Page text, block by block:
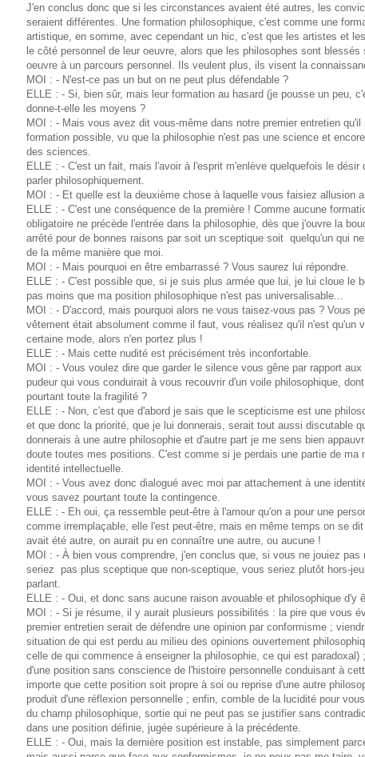
J'en conclus donc que si les circonstances avaient été autres, les
seraient différentes. Une formation philosophique, c'est comme une
artistique, en somme, avec cependant un hic, c'est que les artistes et
le côté personnel de leur oeuvre, alors que les philosophes sont blessés
oeuvre à un parcours personnel. Ils veulent plus, ils visent la
MOI : - N'est-ce pas un but on ne peut plus défendable ?
ELLE : - Si, bien sûr, mais leur formation au hasard (je pousse un peu,
donne-t-elle les moyens ?
MOI : - Mais vous avez dit vous-même dans notre premier entretien qu'il
formation possible, vu que la philosophie n'est pas une science et
des sciences.
ELLE : - C'est un fait, mais l'avoir à l'esprit m'enlève quelquefois le désir
parler philosophiquement.
MOI : - Et quelle est la deuxième chose à laquelle vous faisiez allusion
ELLE : - C'est une conséquence de la première ! Comme aucune
obligatoire ne précède l'entrée dans la philosophie, dès que j'ouvre la
arrêté pour de bonnes raisons par soit un sceptique soit quelqu'un qui
de la même manière que moi.
MOI : - Mais pourquoi en être embarrassé ? Vous saurez lui répondre.
ELLE : - C'est possible que, si je suis plus armée que lui, je lui cloue le
pas moins que ma position philosophique n'est pas universalisable...
MOI : - D'accord, mais pourquoi alors ne vous taisez-vous pas ? Vous
vêtement était absolument comme il faut, vous réalisez qu'il n'est qu'un
certaine mode, alors n'en portez plus !
ELLE : - Mais cette nudité est précisément très inconfortable.
MOI : - Vous voulez dire que garder le silence vous gêne par rapport
pudeur qui vous conduirait à vous recouvrir d'un voile philosophique,
pourtant toute la fragilité ?
ELLE : - Non, c'est que d'abord je sais que le scepticisme est une
et que donc la priorité, que je lui donnerais, serait tout aussi discutable
donnerais à une autre philosophie et d'autre part je me sens bien
doute toutes mes positions. C'est comme si je perdais une partie de ma
identité intellectuelle.
MOI : - Vous avez donc dialogué avec moi par attachement à une
vous savez pourtant toute la contingence.
ELLE : - Eh oui, ça ressemble peut-être à l'amour qu'on a pour une
comme irremplaçable, elle l'est peut-être, mais en même temps on se
avait été autre, on aurait pu en connaître une autre, ou aucune !
MOI : - À bien vous comprendre, j'en conclus que, si vous ne jouiez pas
seriez pas plus sceptique que non-sceptique, vous seriez plutôt hors-
parlant.
ELLE : - Oui, et donc sans aucune raison avouable et philosophique d'y
MOI : - Si je résume, il y aurait plusieurs possibilités : la pire que vous
premier entretien serait de défendre une opinion par conformisme ;
situation de qui est perdu au milieu des opinions ouvertement
celle de qui commence à enseigner la philosophie, ce qui est paradoxal)
d'une position sans conscience de l'histoire personnelle conduisant à
importe que cette position soit propre à soi ou reprise d'une autre
produit d'une réflexion personnelle ; enfin, comble de la lucidité pour
du champ philosophique, sortie qui ne peut pas se justifier sans
dans une position définie, jugée supérieure à la précédente.
ELLE : - Oui, mais la dernière position est instable, pas simplement